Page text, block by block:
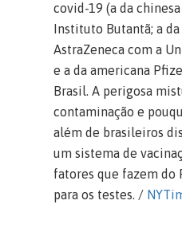
covid-19 (a da
Instituto Butantã; a
AstraZeneca com a
e a da americana
Brasil. A perigosa
contaminação e
além de brasileiros
um sistema de
fatores que fazem do
para os testes. /